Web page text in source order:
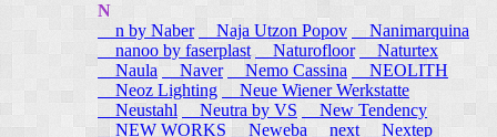
N
n by Naber
Naja Utzon Popov
Nanimarquina
nanoo by faserplast
Naturofloor
Naturtex
Naula
Naver Nemo Cassina
NEOLITH
Neoz Lighting
Neue Wiener Werkstatte
Neustahl
Neutra by VS
New Tendency
NEW WORKS
Neweba next
Nextep